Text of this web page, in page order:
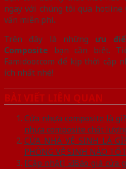
ngay với chúng tôi qua hotline
vấn miễn phí.
Trên đây là những ưu
Composite bạn cần biết.
Famidoor.com để kịp thời cập
ích nhất nhé!
BÀI VIẾT LIÊN QUAN
Cửa nhựa composite là
nhựa composite chất
CỬA NHÀ VỆ SINH LÀ
PHÒNG VỆ SINH NÀO
[Cập nhật] ☑️Báo giá cửa